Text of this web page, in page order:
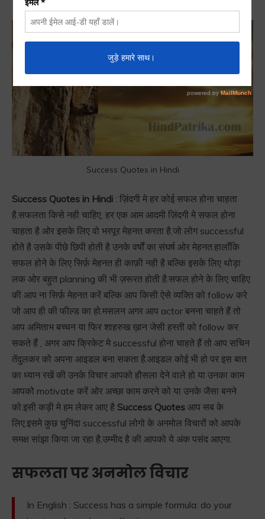
Success Quotes in Hindi
Success Quotes in Hindi : ज़िंदगी मे हर कोई सफल होना चाहता
है.सफलता किसे नही चाहिए, हर एक आम आदमी ज़िंदगी मे सफल होना
चाहता है ओर इसके लिए वो भरपूर मेहनत करता है.जो लोग successful
होते है उसके पीछे छिपी होती है उनके वर्षों का संघर्ष ओर मेहनत.हालाँकि
सफल होने के लिए सिर्फ़ मेहनत ही काफ़ी नही है बल्कि इसके लिए थोड़ा
लक ओर बहुत planning की भी ज़रूरत होती है.सफल होने के लिए चाहिए
की आप ना सिर्फ़ मेहनत करें बल्कि आप किसी ऐसे व्यक्ति को follow करे
जो आप ही की फील्ड का हो.मसलन अगर आप actor बनना चाहते हैं तो
आप अमिताभ बच्चन या फिर शाहरुख ख़ान जेसी हस्ती को follow कर
सकते हैं , अगर आप क्रिकेट मे successful होना चाहते हैं तो आप सचिन
तेंदुलकर को अपना आइडल बना सकता है.आइडल कोई भी हो पर इस बात
का ध्यान रखें की उनके विचार आपको हौसला देने वाले हो या उनका काम
आपको motivate करें ओर अच्छा काम करने को या उनके जैसा बनने
को.इसी कड़ी मे हम लेकर आए है Success Quotes आप सब के
लिए.इसमे कुछ चुनिंदा successful लोगो के अनमोल विचारों को आपके
समक्ष सांझा किया जा रहा है.उम्मीद है की आपको ये अंक पसंद आएगा.
सफलता पर अनमोल विचार
In English : Success has a simple formula: do your